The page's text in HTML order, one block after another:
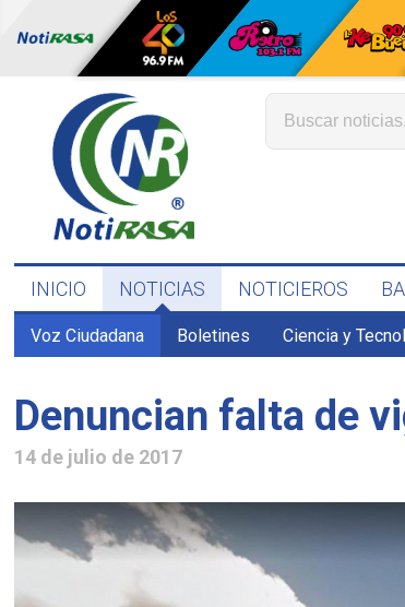
INICIO NOTICIAS NOTICIEROS
Voz Ciudadana Boletines Ciencia y
Denuncian falta de
14 de julio de 2017